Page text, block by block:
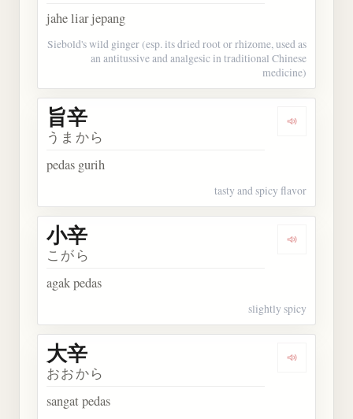
jahe liar jepang
Siebold's wild ginger (esp. its dried root or rhizome, used as
an antitussive and analgesic in traditional Chinese
medicine)
Dengarkan
旨辛
うまから
pedas gurih
tasty and spicy flavor
Dengarkan
小辛
こがら
agak pedas
slightly spicy
Dengarkan
大辛
おおから
sangat pedas